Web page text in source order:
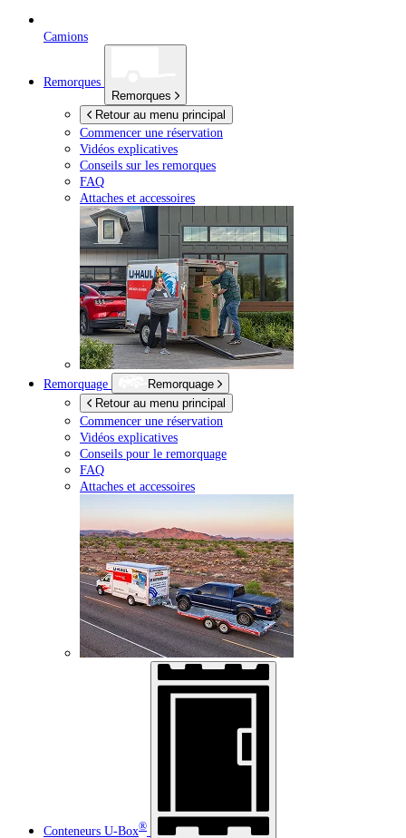
Camions
Remorques
Remorques
Retour au menu principal
Commencer une réservation
Vidéos explicatives
Conseils sur les remorques
FAQ
Attaches et accessoires
Remorquage
Remorquage
Retour au menu principal
Commencer une réservation
Vidéos explicatives
Conseils pour le remorquage
FAQ
Attaches et accessoires
Conteneurs U-Box®